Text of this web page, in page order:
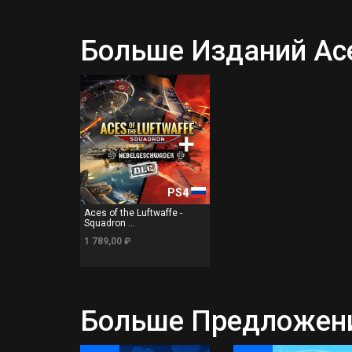
Больше Изданий
PS4
Aces of the Luftwaffe -
Squadron ...
1 789,00 ₽
Больше